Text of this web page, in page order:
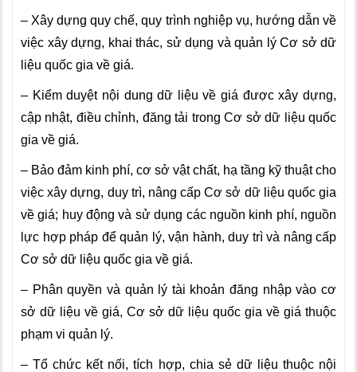
– Xây dựng quy chế, quy trình nghiệp vụ, hướng dẫn về
việc xây dựng, khai thác, sử dụng và quản lý Cơ sở dữ
liệu quốc gia về giá.
– Kiểm duyệt nội dung dữ liệu về giá được xây dựng,
cập nhật, điều chỉnh, đăng tải trong Cơ sở dữ liệu quốc
gia về giá.
– Bảo đảm kinh phí, cơ sở vật chất, hạ tầng kỹ thuật cho
việc xây dựng, duy trì, nâng cấp Cơ sở dữ liệu quốc gia
về giá; huy động và sử dụng các nguồn kinh phí, nguồn
lực hợp pháp để quản lý, vận hành, duy trì và nâng cấp
Cơ sở dữ liệu quốc gia về giá.
– Phân quyền và quản lý tài khoản đăng nhập vào cơ
sở dữ liệu về giá, Cơ sở dữ liệu quốc gia về giá thuộc
phạm vi quản lý.
– Tổ chức kết nối, tích hợp, chia sẻ dữ liệu thuộc nội